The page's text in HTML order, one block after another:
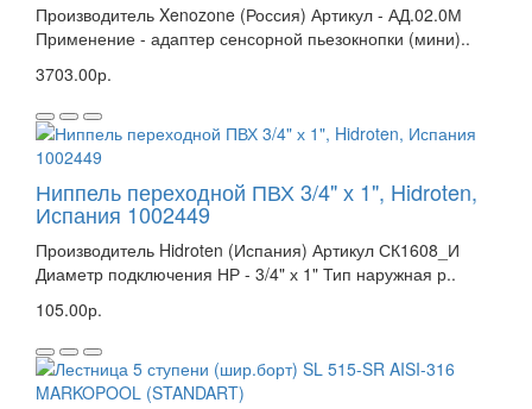
Производитель Xenozone (Россия) Артикул - АД.02.0М
Применение - адаптер сенсорной пьезокнопки (мини)..
3703.00р.
Ниппель переходной ПВХ 3/4" х 1", Hidroten,
Испания 1002449
Производитель Hidroten (Испания) Артикул СК1608_И
Диаметр подключения НР - 3/4" х 1" Тип наружная р..
105.00р.